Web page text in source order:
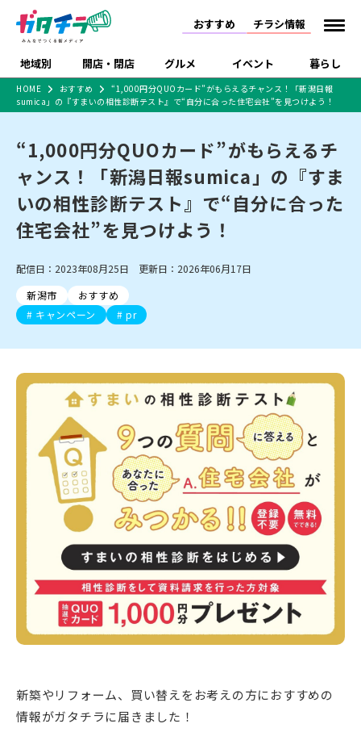
おすすめ チラシ情報
地域別 開店・閉店 グルメ イベント 暮らし
新潟市 下越
中越 上越
村上・関川
新発田・聖籠
胎内・粟島
燕・弥彦
長岡・見附
小千谷・十日町・津南
魚沼・南魚沼・湯沢
柏崎・刈羽・出雲崎
上越・妙高・糸魚川
開店 閉店
リニューアル・移転 休業 開店まとめ
閉店まとめ
新潟市・開店
新潟市・閉店
長岡市・開店
ラーメン 現地レポート
和食 洋食
パン・ベーカリー
タレカツ・豚カツ
デカ盛り・大盛り
そば・うどん
日本酒・新潟清酒
ワイン・クラフトビール
ケーキ・パフェ
ビアガーデン・暑気払い
忘新年会・歓送迎会
体験・販売 祭り・伝統行事
趣味・展示会 ライブ・コンサート
にいがた酒の陣・新潟
施設・ショップ
住宅メーカー・工務
店
食品メーカー・県産
品
観光スポット
温泉・入浴
リラクゼーション・整体
病院・クリニック
イオンモール
ラブラ万代・ラブラ2
リバーサイド千秋
パティオPATIO
特売セール インタビュー
特集・まとめ記事
セツコママ ランキング
開店まとめ
閉店まとめ 人気記事まとめ
ラーメンまとめ
飲食店まとめ
食品スーパー・コンビ
戸建住宅・マンショ
ショッピングモール・
大型施設
ドラッグストア・ホーム
センター
インテリア・雑貨
外食・テイクアウト
官公庁・自治体
新潟市 チラシ
長岡・見附 チラシ
上越・妙高・糸魚川 チラシ
注目 チラシ
週末セール
火曜セール
オープン・リニューアルセール
周年祭・感謝祭セール
年末・初売りセール
HOME おすすめ
“1,000円分QUOカード”がもらえるチャンス！「新潟日報
sumica」の『すまいの相性診断テスト』で“自分に合った住宅会社”を見つけよう！
“1,000円分QUOカード”がもらえるチ
ャンス！「新潟日報sumica」の『すま
いの相性診断テスト』で“自分に合った
住宅会社”を見つけよう！
配信日：2023年08月25日 更新日：2026年06月17日
新潟市
おすすめ
キャンペーン
pr
新築やリフォーム、買い替えをお考えの方におすすめの
情報がガタチラに届きました！